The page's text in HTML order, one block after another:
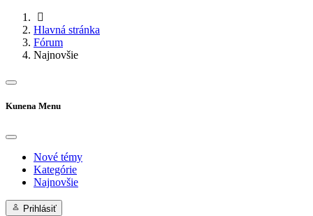
Hlavná stránka
Fórum
Najnovšie
Kunena Menu
Nové témy
Kategórie
Najnovšie
Prihlásiť